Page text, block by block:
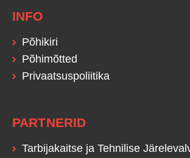
INFO
Põhikiri
Põhimõtted
Privaatsuspoliitika
PARTNERID
Tarbijakaitse ja Tehnilise